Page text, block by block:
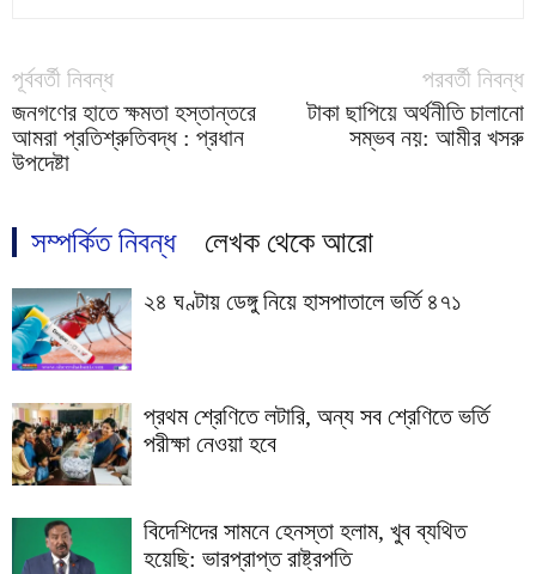
পূর্ববর্তী নিবন্ধ
জনগণের হাতে ক্ষমতা হস্তান্তরে
আমরা প্রতিশ্রুতিবদ্ধ : প্রধান
উপদেষ্টা
পরবর্তী নিবন্ধ
টাকা ছাপিয়ে অর্থনীতি চালানো
সম্ভব নয়: আমীর খসরু
সম্পর্কিত নিবন্ধ লেখক থেকে আরো
২৪ ঘণ্টায় ডেঙ্গু নিয়ে হাসপাতালে ভর্তি ৪৭১
প্রথম শ্রেণিতে লটারি, অন্য সব শ্রেণিতে ভর্তি
পরীক্ষা নেওয়া হবে
বিদেশিদের সামনে হেনস্তা হলাম, খুব ব্যথিত
হয়েছি: ভারপ্রাপ্ত রাষ্ট্রপতি